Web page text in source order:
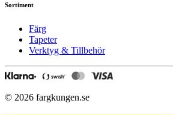
Sortiment
Färg
Tapeter
Verktyg & Tillbehör
© 2026 fargkungen.se